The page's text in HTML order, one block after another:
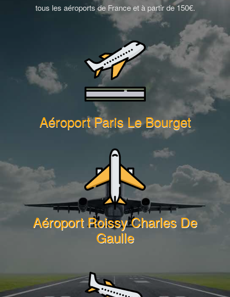
tous les aéroports de France et à partir de 150€.
Aéroport Paris Le Bourget
Aéroport Roissy Charles De
Gaulle